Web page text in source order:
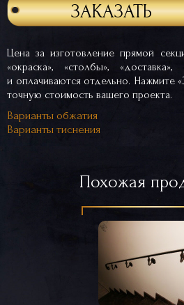
ЗАКАЗАТЬ
Цена за изготовление прямой
«окраска», «столбы»,
и оплачиваются отдельно. Нажмите
точную стоимость вашего проекта.
Варианты обжатия
Варианты тиснения
Похожая